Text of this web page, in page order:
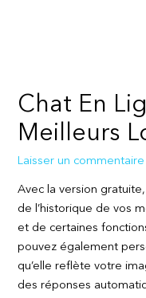
Chat En
Meilleurs
Laisser un commentaire
Avec la version
de l’historique de vos
et de certaines
pouvez également
qu’elle reflète votre
des réponses